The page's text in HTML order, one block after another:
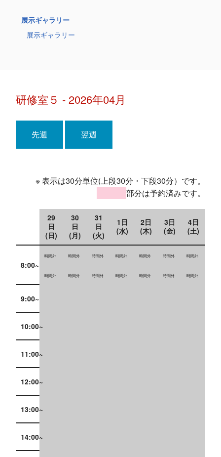
展示ギャラリー
展示ギャラリー
研修室５ - 2026年04月
先週 翌週
※ 表示は30分単位(上段30分・下段30分）です。
部分は予約済みです。
29
日
(日)
30
日
(月)
31
日
(火)
1日
(水)
2日
(木)
3日
(金)
4日
(土)
8:00~
時間外 時間外 時間外 時間外 時間外 時間外 時間外
時間外 時間外 時間外 時間外 時間外 時間外 時間外
9:00~
10:00~
11:00~
12:00~
13:00~
14:00~